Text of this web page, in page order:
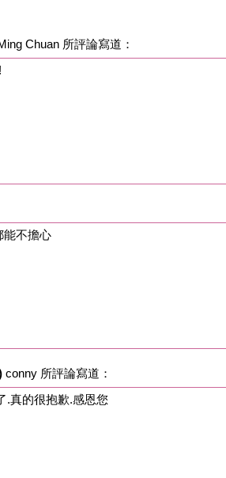
Chuan 所評論寫道：
能不擔心
conny 所評論寫道：
.真的很抱歉.感恩您